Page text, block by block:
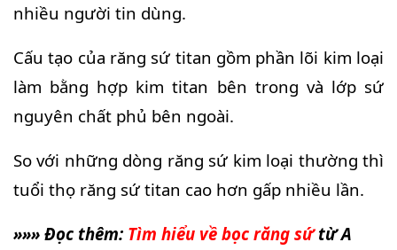
nhiều người tin dùng.
Cấu tạo của răng sứ titan gồm phần lõi kim loại
làm bằng hợp kim titan bên trong và lớp sứ
nguyên chất phủ bên ngoài.
So với những dòng răng sứ kim loại thường thì
tuổi thọ răng sứ titan cao hơn gấp nhiều lần.
»»» Đọc thêm: Tìm hiểu về bọc răng sứtừ A